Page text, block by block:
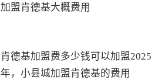
加盟肯德基大概费用
肯德基加盟费多少钱可以加盟2025
年，小县城加盟肯德基的费用